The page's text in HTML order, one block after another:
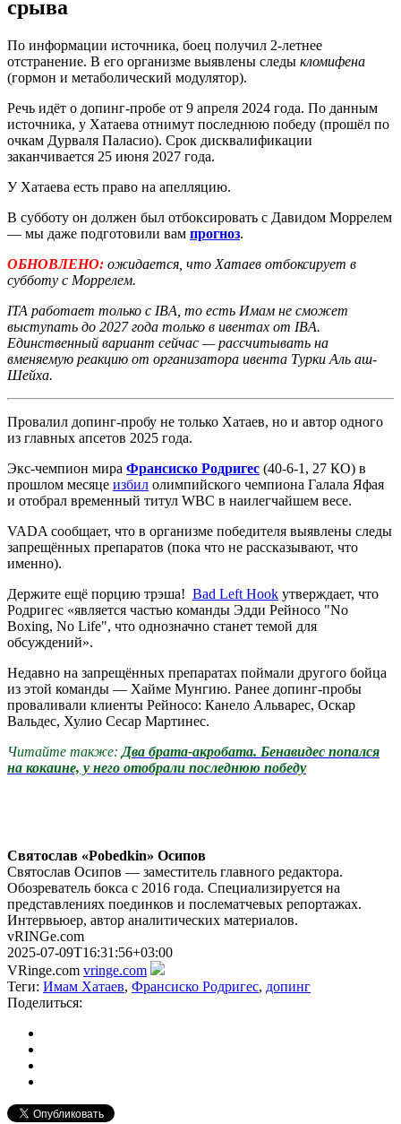
срыва
По информации источника, боец получил 2-летнее
отстранение. В его организме выявлены следы кломифена
(гормон и метаболический модулятор).
Речь идёт о допинг-пробе от 9 апреля 2024 года. По данным
источника, у Хатаева отнимут последнюю победу (прошёл по
очкам Дурваля Паласио). Срок дисквалификации
заканчивается 25 июня 2027 года.
У Хатаева есть право на апелляцию.
В субботу он должен был отбоксировать с Давидом Моррелем
— мы даже подготовили вам прогноз.
ОБНОВЛЕНО: ожидается, что Хатаев отбоксирует в
субботу с Моррелем.
ITA работает только с IBA, то есть Имам не сможет
выступать до 2027 года только в ивентах от IBA.
Единственный вариант сейчас — рассчитывать на
вменяемую реакцию от организатора ивента Турки Аль аш-
Шейха.
Провалил допинг-пробу не только Хатаев, но и автор одного
из главных апсетов 2025 года.
Экс-чемпион мира Франсиско Родригес (40-6-1, 27 КО) в
прошлом месяце избил олимпийского чемпиона Галала Яфая
и отобрал временный титул WBC в наилегчайшем весе.
VADA сообщает, что в организме победителя выявлены следы
запрещённых препаратов (пока что не рассказывают, что
именно).
Держите ещё порцию трэша! Bad Left Hook утверждает, что
Родригес «является частью команды Эдди Рейносо "No
Boxing, No Life", что однозначно станет темой для
обсуждений».
Недавно на запрещённых препаратах поймали другого бойца
из этой команды — Хайме Мунгию. Ранее допинг-пробы
проваливали клиенты Рейносо: Канело Альварес, Оскар
Вальдес, Хулио Сесар Мартинес.
Читайте также: Два брата-акробата. Бенавидес попался
на кокаине, у него отобрали последнюю победу
Святослав «Pobedkin» Осипов
Святослав Осипов — заместитель главного редактора.
Обозреватель бокса с 2016 года. Специализируется на
представлениях поединков и послематчевых репортажах.
Интервьюер, автор аналитических материалов.
vRINGe.com
2025-07-09T16:31:56+03:00
VRinge.com vringe.com
Теги: Имам Хатаев, Франсиско Родригес, допинг
Поделиться: